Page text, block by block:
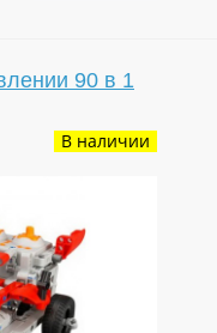
90 в 1
В наличии